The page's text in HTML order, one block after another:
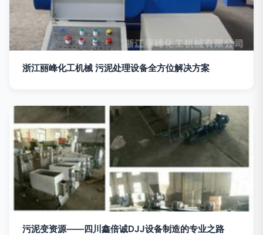
浙江丽峰化工机械 污泥处理设备全方位解决方案
污泥变资源——四川鑫倍诚DJJ设备制造的专业之路